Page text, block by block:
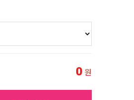
0 원